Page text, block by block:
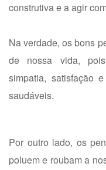
construtiva e a agir
Na verdade, os bons
de nossa vida,
simpatia, satisfação
saudáveis.
Por outro lado, os
poluem e roubam a